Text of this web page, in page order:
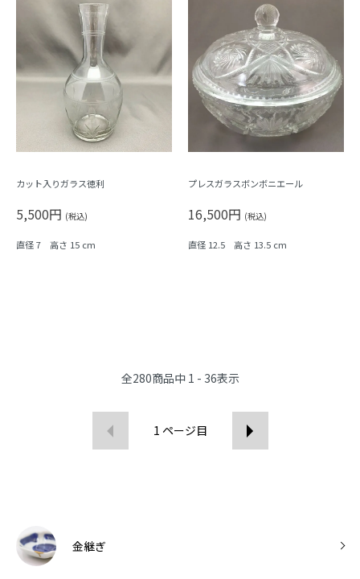
カット入りガラス徳利
5,500円 (税込)
直径 7 高さ 15 cm
プレスガラスボンボニエール
16,500円 (税込)
直径 12.5 高さ 13.5 cm
全280商品中 1 - 36表示
1 ページ目
金継ぎ